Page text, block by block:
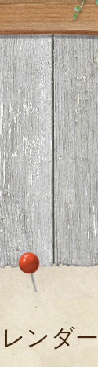
ンダ